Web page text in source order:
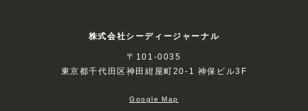
株式会社シーディージャーナル
〒101-0035
東京都千代田区神田紺屋町20-1 神保ビル3F
Google Map